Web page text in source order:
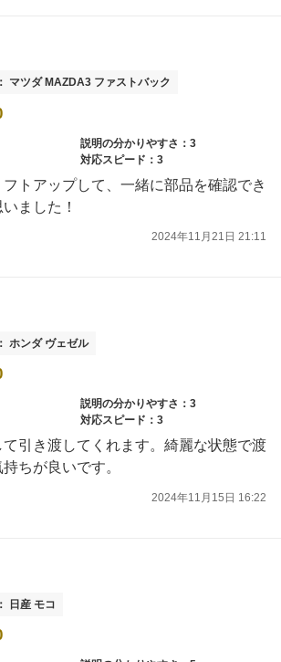
マツダ MAZDA3 ファストバック
説明の分かりやすさ：3
対応スピード：3
トアップして、一緒に部品を確認でき
ました！
2024年11月21日 21:11
ホンダ ヴェゼル
説明の分かりやすさ：3
対応スピード：3
引き渡してくれます。綺麗な状態で渡
ちが良いです。
2024年11月15日 16:22
日産 モコ